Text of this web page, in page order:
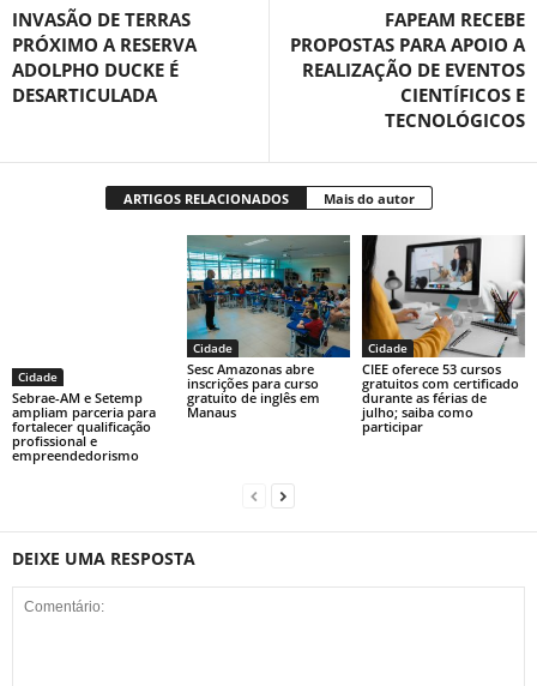
INVASÃO DE TERRAS
PRÓXIMO A RESERVA
ADOLPHO DUCKE É
DESARTICULADA
FAPEAM RECEBE
PROPOSTAS PARA APOIO A
REALIZAÇÃO DE EVENTOS
CIENTÍFICOS E
TECNOLÓGICOS
ARTIGOS RELACIONADOS Mais do autor
Cidade
Sebrae-AM e Setemp
ampliam parceria para
fortalecer qualificação
profissional e
empreendedorismo
Cidade
Sesc Amazonas abre
inscrições para curso
gratuito de inglês em
Manaus
Cidade
CIEE oferece 53 cursos
gratuitos com certificado
durante as férias de
julho; saiba como
participar
DEIXE UMA RESPOSTA